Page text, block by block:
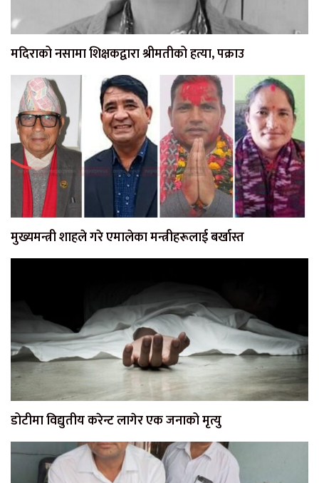
मदिराको नसामा शिक्षकद्वारा श्रीमतीको हत्या, पक्राउ
मुख्यमन्त्री शाहले गरे एमालेका मन्त्रीहरूलाई बर्खास्त
डोटीमा विद्युतीय करेन्ट लागेर एक जनाको मृत्यु